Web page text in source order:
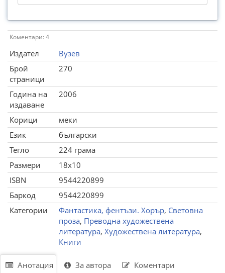
Коментари: 4
Издател
Вузев
Брой
страници
270
Година на
издаване
2006
Корици
меки
Език
български
Тегло
224 грама
Размери
18x10
ISBN
9544220899
Баркод
9544220899
Категории
Фантастика, фентъзи. Хорър, Световна
проза, Преводна художествена
литература, Художествена литература,
Книги
Анотация За автора Коментари